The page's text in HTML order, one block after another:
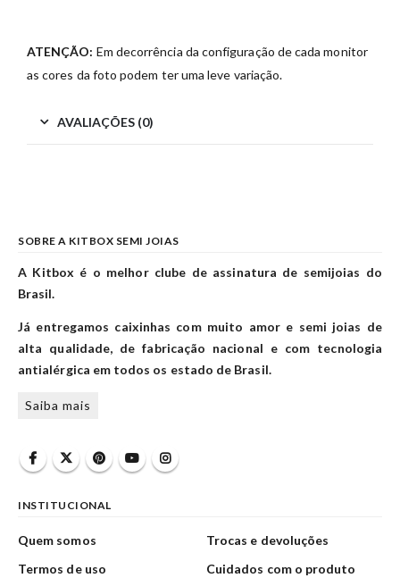
ATENÇÃO: Em decorrência da configuração de cada monitor
as cores da foto podem ter uma leve variação.
AVALIAÇÕES (0)
SOBRE A KITBOX SEMI JOIAS
A Kitbox é o melhor clube de assinatura de semijoias do
Brasil.
Já entregamos caixinhas com muito amor e semi joias de
alta qualidade, de fabricação nacional e com tecnologia
antialérgica em todos os estado de Brasil.
Saiba mais
INSTITUCIONAL
Quem somos
Termos de uso
Trocas e devoluções
Cuidados com o produto